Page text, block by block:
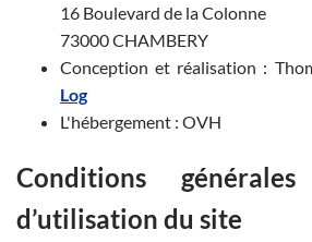
16 Boulevard de la Colonne
73000 CHAMBERY
Conception et réalisation :
Log
L'hébergement : OVH
Conditions
d’utilisation du site